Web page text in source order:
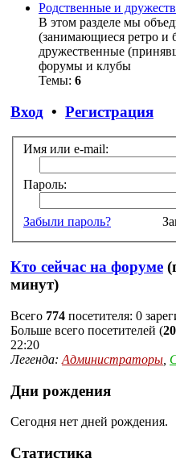
Родственные и
В этом разделе мы
(занимающиеся ретро и
дружественные
форумы и клубы
Темы: 6
Вход • Регистрация
Имя или e-mail:
Пароль:
Забыли пароль?
Кто сейчас на форуме
минут)
Всего 774 посетителя: 0
Больше всего посетителей (
22:20
Легенда: Администраторы
Дни рождения
Сегодня нет дней рождения.
Статистика